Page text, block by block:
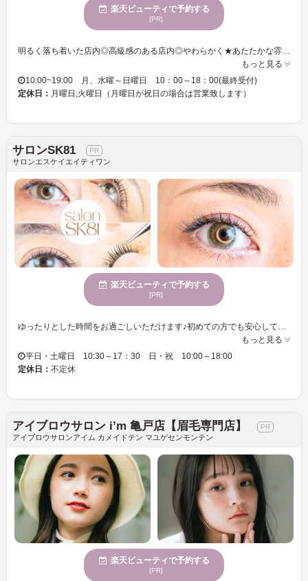
楽天ビューティで予約する
[PR]
明るく落ち着いた店内◎高級感のある店内◎やわらかく★あたたかな雰囲気の店内◎センスの光るインテリア☆高い技術力とお手頃プライス◎幅広い年齢層のお客様から支持されるサロン☆贅沢なひとときを過ごせます♪日常生活の疲れをリセット♪♪憧れの美まつ毛を手に入れましょう！！
もっと見る
10:00~19:00 月、水曜～日曜日 10：00～18：00(最終受付)
定休日： 月曜日;火曜日（月曜日が祝日の場合は営業致します）
サロンSK81
サロンエスケイエイティワン
楽天ビューティで予約する
[PR]
ゆったりとした時間をお過ごしいただけます♪初めての方でも安心して体験できるメニューをご用意◎豊富な品揃えの中からお客様にピッタリのエクステをお選び下さい。経験豊富なアイリストのテクニック＆スキルであなたの“なりたい目元”を再現します♪
もっと見る
平日・土曜日 10:30～17：30 日・祝 10:00～18:00
定休日： 不定休
アイブロウサロン i’m 亀戸店【眉毛専門店】
アイブロウサロンアイム カメイドテン マユゲセンモンテン
楽天ビューティで予約する
[PR]